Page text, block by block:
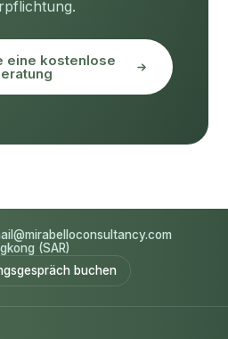
eine kostenlose
(SAR)
buchen